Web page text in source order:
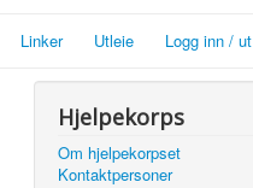
Linker Utleie Logg inn / ut
Hjelpekorps
Om hjelpekorpset
Kontaktpersoner